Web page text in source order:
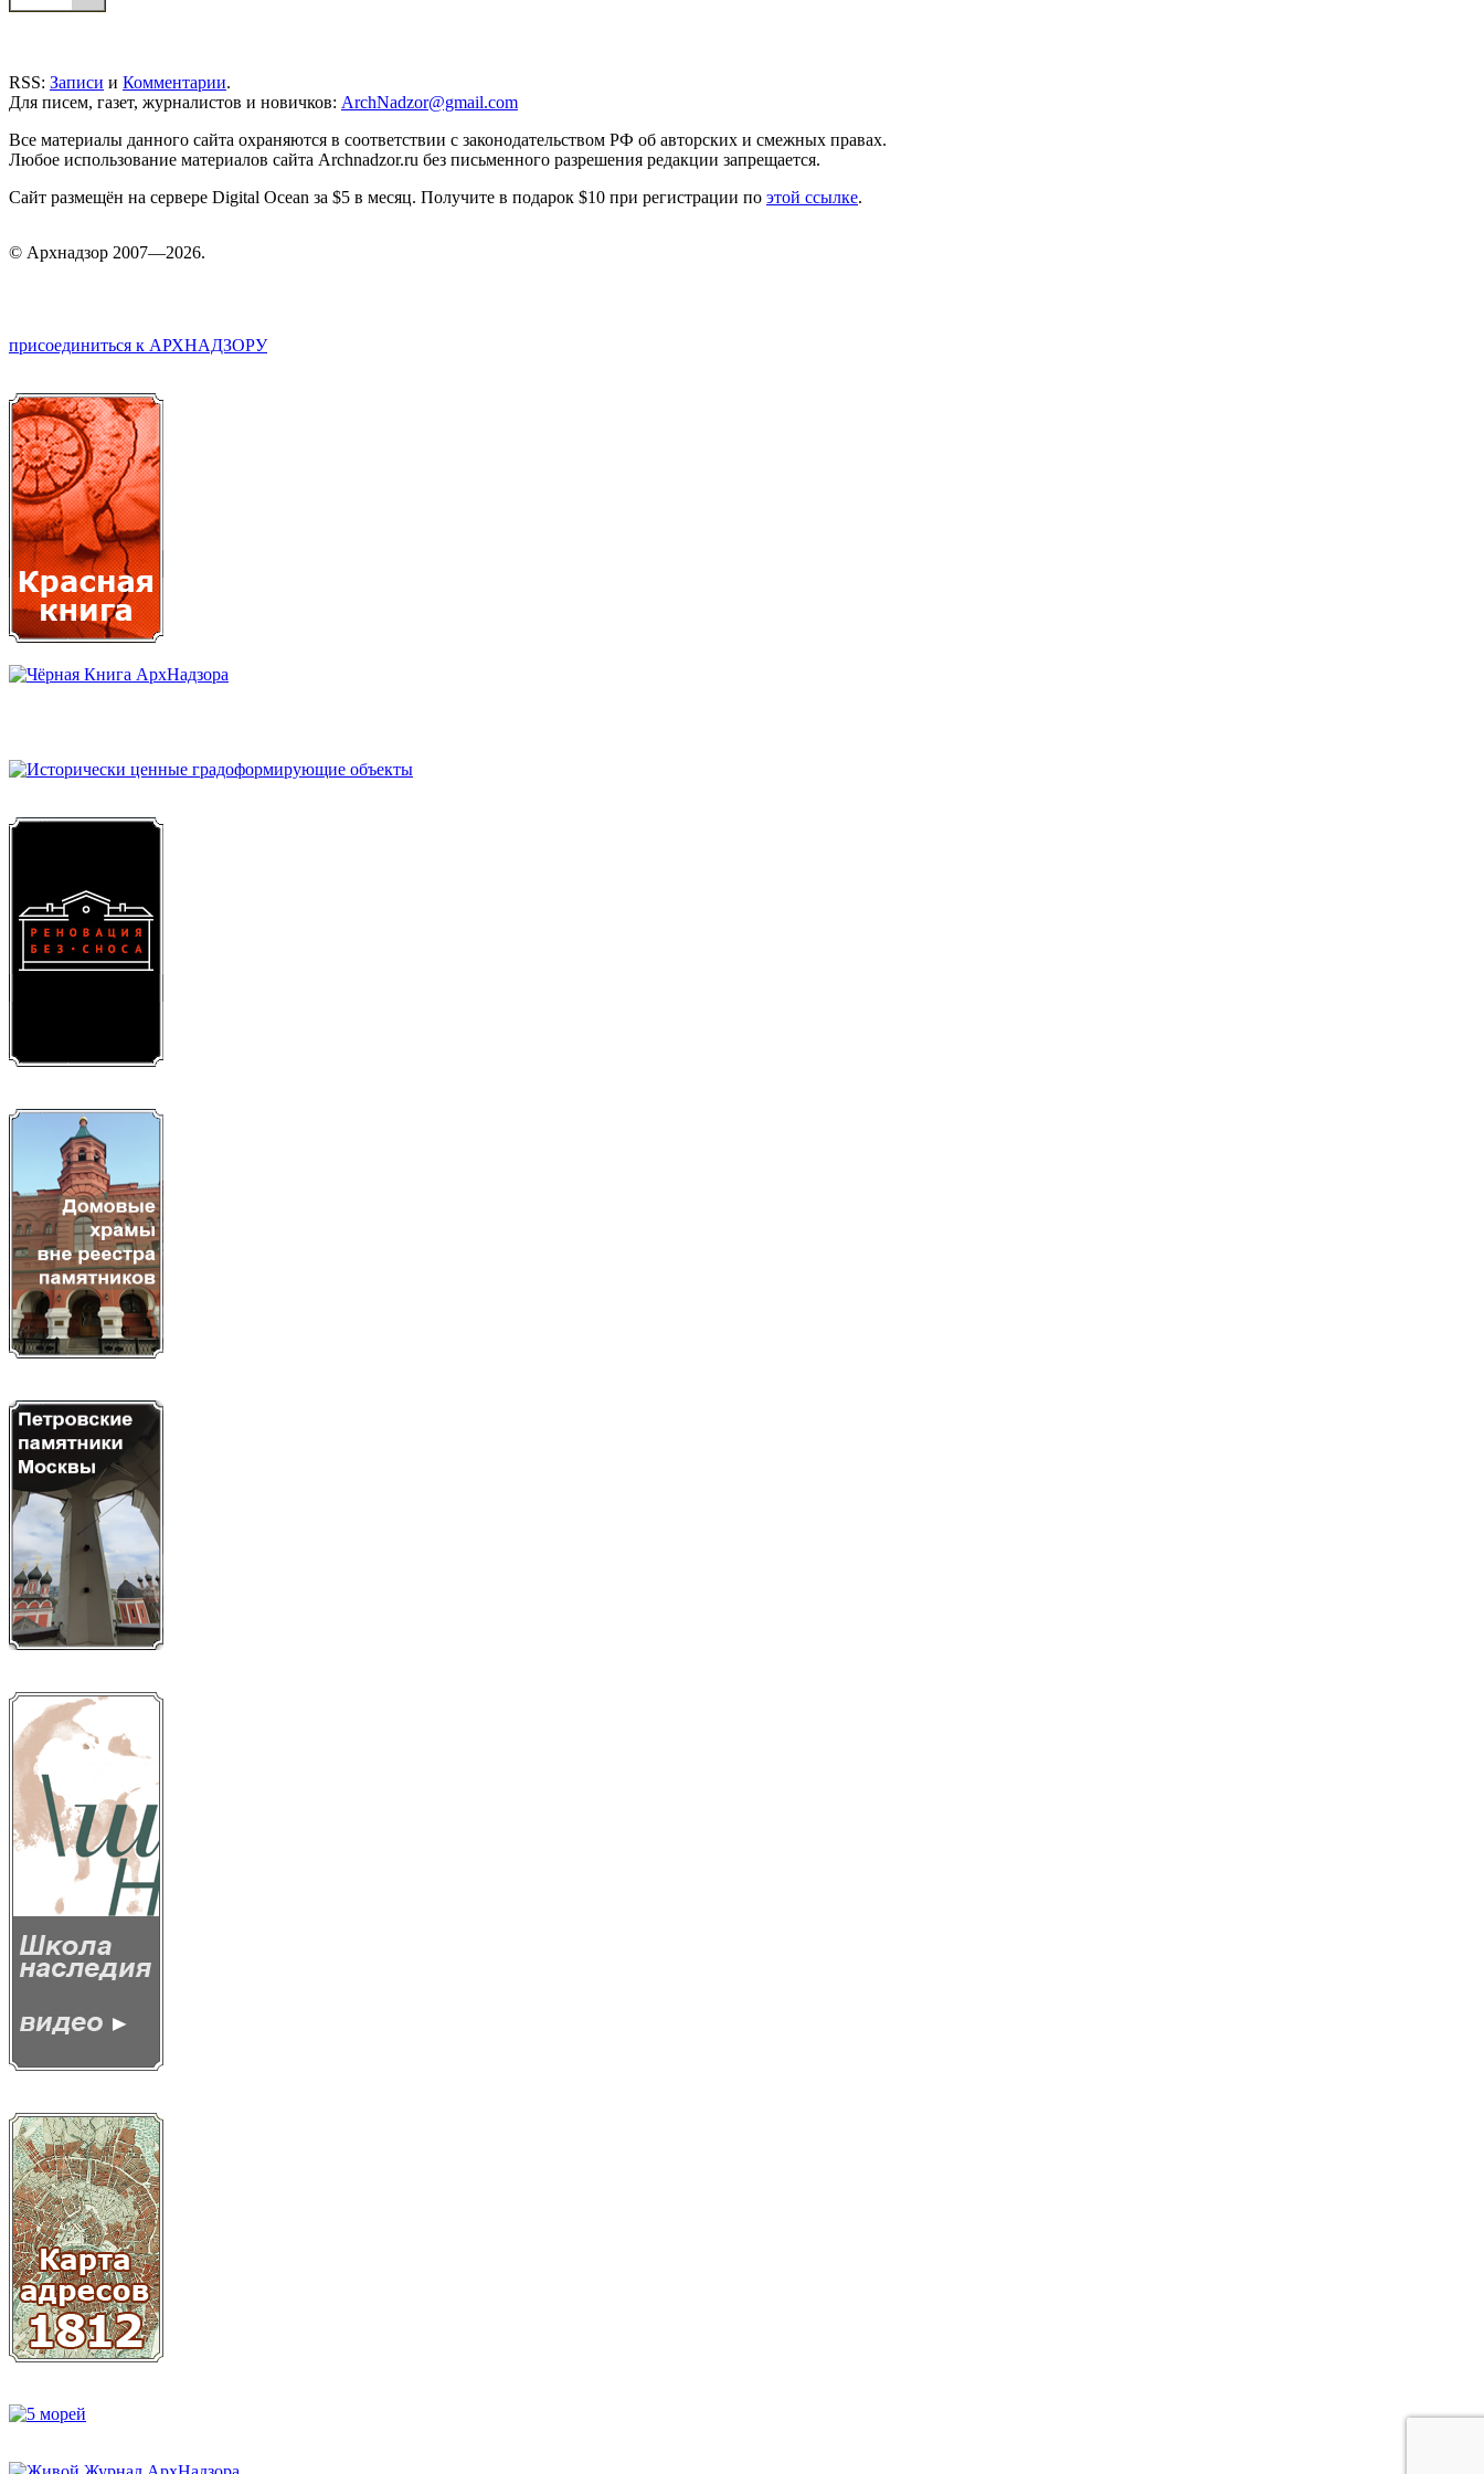
RSS: Записи и Комментарии.
Для писем, газет, журналистов и новичков: ArchNadzor@gmail.com
Все материалы данного сайта охраняются в соответствии с законодательством РФ об авторских и смежных правах.
Любое использование материалов сайта Archnadzor.ru без письменного разрешения редакции запрещается.
Сайт размещён на сервере Digital Ocean за $5 в месяц. Получите в подарок $10 при регистрации по этой ссылке.
© Архнадзор 2007—2026.
присоединиться к АРХНАДЗОРУ